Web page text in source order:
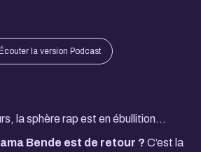
la version Podcast
la sphère rap est en ébullition...
Bende est de retour ? C’est la